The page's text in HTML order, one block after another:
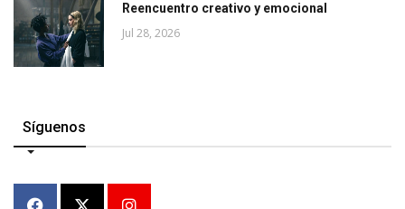
Reencuentro creativo y emocional
Jul 28, 2026
Síguenos